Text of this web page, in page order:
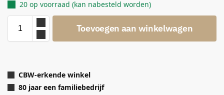
20 op voorraad (kan nabesteld worden)
Toevoegen aan winkelwagen
CBW-erkende winkel
80 jaar een familiebedrijf